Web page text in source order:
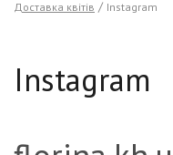
Доставка квітів Instagram
Instagram